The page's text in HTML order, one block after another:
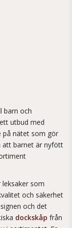
barn och
utbud med
på nätet som gör
att barnet är nyfött
som
och säkerhet
och det
dockskåp från